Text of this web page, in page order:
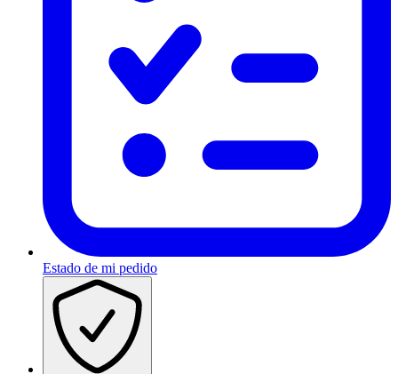
Estado de mi pedido